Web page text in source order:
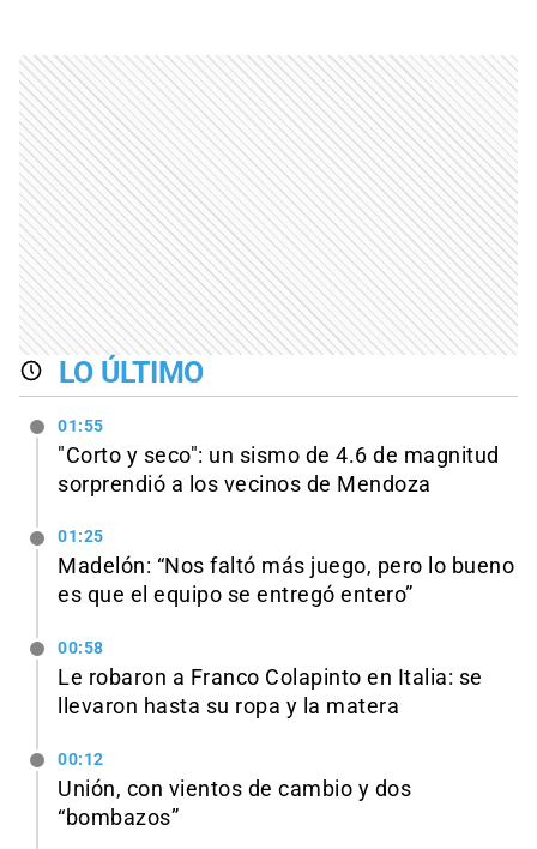
LO ÚLTIMO
01:55
"Corto y seco": un sismo de 4.6 de magnitud
sorprendió a los vecinos de Mendoza
01:25
Madelón: “Nos faltó más juego, pero lo bueno
es que el equipo se entregó entero”
00:58
Le robaron a Franco Colapinto en Italia: se
llevaron hasta su ropa y la matera
00:12
Unión, con vientos de cambio y dos
“bombazos”